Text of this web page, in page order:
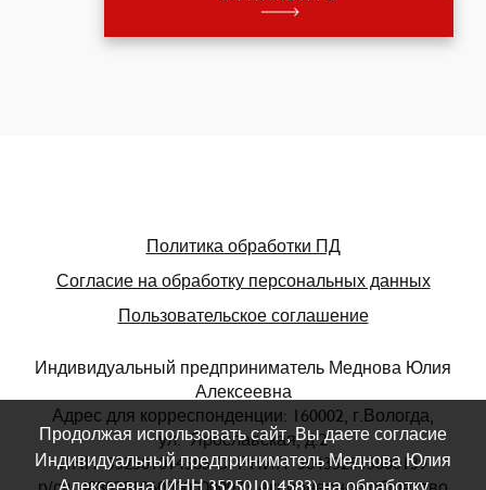
Политика обработки ПД
Согласие на обработку персональных данных
Пользовательское соглашение
Индивидуальный предприниматель Меднова Юлия
Алексеевна
Адрес для корреспонденции: 160002, г.Вологда,
ул. Ярославская, д.2
ИНН 352501014583 ОГРНИП 304352535800139
Продолжая использовать сайт, Вы даете согласие
Индивидуальный предприниматель Меднова Юлия